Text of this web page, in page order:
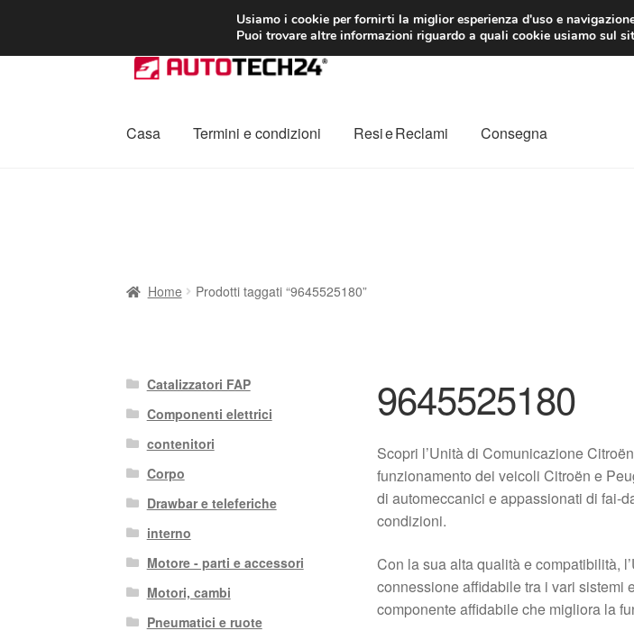
CONSEGNA da 7 EUR
Vai
alla
Vai
al
Casa Termini e condizioni Resi e Reclami Consegna
Home Prodotti taggati “9645525180”
9645525180
Scopri l’Unità di Comunicazione
funzionamento dei veicoli Citroën e
di automeccanici e appassionati di fai-
condizioni.
Con la sua alta qualità e compatibilità,
connessione affidabile tra i vari sistemi
componente affidabile che migliora la
Catalizzatori FAP
Componenti elettrici
contenitori
Corpo
Drawbar e teleferiche
interno
Motore - parti e accessori
Motori, cambi
Pneumatici e ruote
Usiamo i cookie per fornirti la miglior esperienza d'uso e
Puoi trovare altre informazioni riguardo a quali cookie usiamo sul